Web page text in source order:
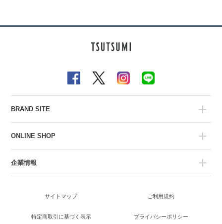
BRAND SITE
ONLINE SHOP
企業情報
サイトマップ ご利用規約
特定商取引に基づく表示 プライバシーポリシー